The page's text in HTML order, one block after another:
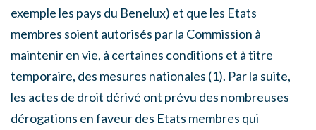
exemple les pays du Benelux) et que les Etats
membres soient autorisés par la Commission à
maintenir en vie, à certaines conditions et à titre
temporaire, des mesures nationales (1). Par la suite,
les actes de droit dérivé ont prévu des nombreuses
dérogations en faveur des Etats membres qui